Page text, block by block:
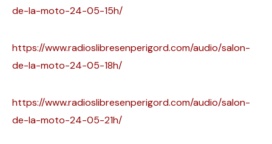
de-la-moto-24-05-15h/
https://www.radioslibresenperigord.com/audio/salon-
de-la-moto-24-05-18h/
https://www.radioslibresenperigord.com/audio/salon-
de-la-moto-24-05-21h/